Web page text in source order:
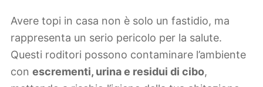
Avere topi in casa non è solo un fastidio, ma
rappresenta un serio pericolo per la salute.
Questi roditori possono contaminare l’ambiente
con escrementi, urina e residui di cibo,